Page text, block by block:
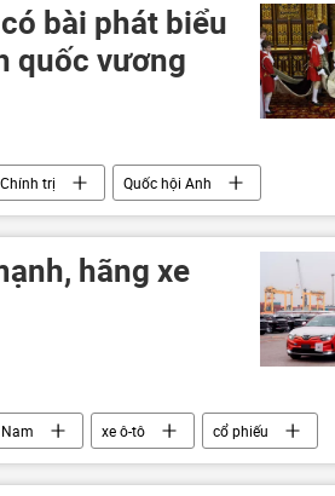
bài phát biểu
quốc vương
Chính trị Quốc hội Anh
hãng xe
xe ô-tô
cổ phiếu